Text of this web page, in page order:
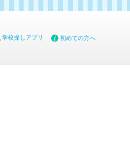
学校探しアプリ 初めての方へ